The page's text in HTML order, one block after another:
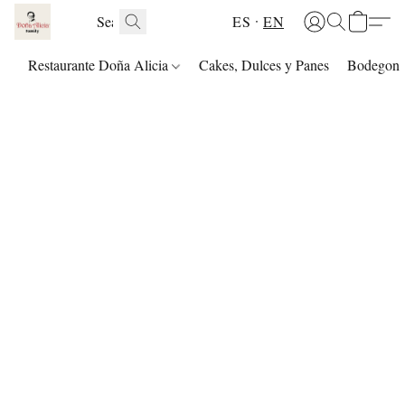
ES EN
Restaurante Doña Alicia Cakes, Dulces y Panes Bodegon